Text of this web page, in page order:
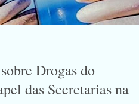
Drogas do
das Secretarias na